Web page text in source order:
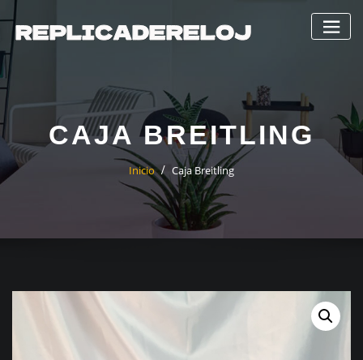
al
contenido
CAJA BREITLING
Inicio Caja Breitling